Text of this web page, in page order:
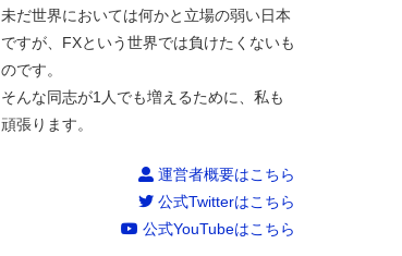
未だ世界においては何かと立場の弱い日本
ですが、FXという世界では負けたくないも
のです。
そんな同志が1人でも増えるために、私も
頑張ります。
運営者概要はこちら
公式Twitterはこちら
公式YouTubeはこちら